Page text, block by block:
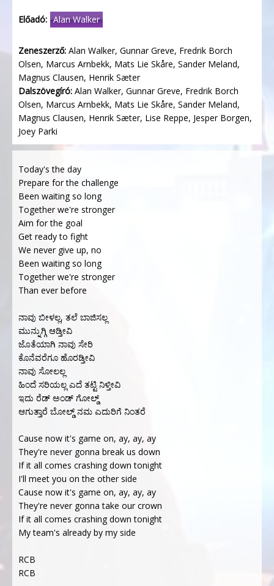
Előadó: Alan Walker
Zeneszerző: Alan Walker, Gunnar Greve, Fredrik Borch
Olsen, Marcus Arnbekk, Mats Lie Skåre, Sander Meland,
Magnus Clausen, Henrik Sæter
Dalszövegíró: Alan Walker, Gunnar Greve, Fredrik Borch
Olsen, Marcus Arnbekk, Mats Lie Skåre, Sander Meland,
Magnus Clausen, Henrik Sæter, Lise Reppe, Jesper Borgen,
Joey Parki
Today's the day
Prepare for the challenge
Been waiting so long
Together we're stronger
Aim for the goal
Get ready to fight
We never give up, no
Been waiting so long
Together we're stronger
Than ever before
ನಾವು ಬೀಳಲ್ಲ, ತಲೆ ಬಾಜಿಸಲ್ಲ
ಮುನ್ನುಗ್ಗಿ ಆಡ್ತೀವಿ
ಜೊತೆಯಾಗಿ ನಾವು ಸೇರಿ
ಕೊನೆವರೆಗೂ ಹೊರಡ್ತೀವಿ
ನಾವು ಸೋಲಲ್ಲ
ಹಿಂದೆ ಸರಿಯಲ್ಲ ಎದೆ ತಟ್ಟಿ ನಿಳ್ತೀವಿ
ಇದು ರೆಡ್ ಅಂಡ್ ಗೋಲ್ಡ್
ಆಗುತ್ತಾರೆ ಬೋಲ್ಡ್ ನಮ ಎದುರಿಗೆ ನಿಂತರೆ
Cause now it's game on, ay, ay, ay
They're never gonna break us down
If it all comes crashing down tonight
I'll meet you on the other side
Cause now it's game on, ay, ay, ay
They're nеver gonna take our crown
If it all comes crashing down tonight
My tеam's already by my side
RCB
RCB